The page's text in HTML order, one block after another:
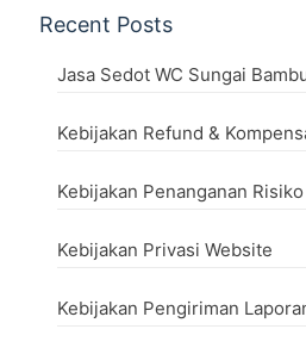
Recent Posts
Jasa Sedot WC Sungai
Kebijakan Refund &
Kebijakan Penanganan Risiko
Kebijakan Privasi Website
Kebijakan Pengiriman